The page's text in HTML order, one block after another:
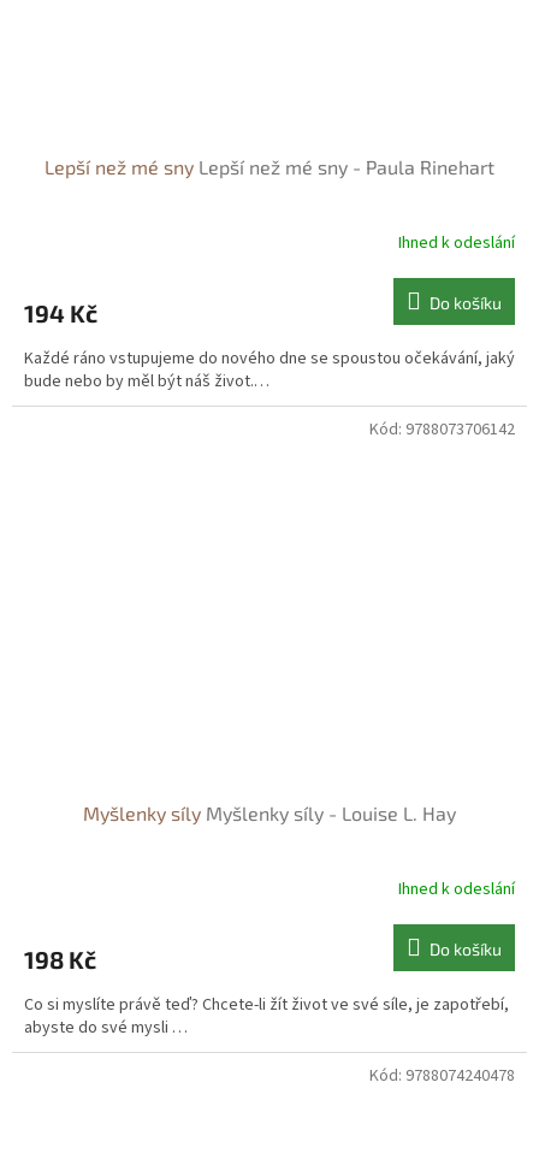
Lepší než mé sny Lepší než mé sny - Paula Rinehart
Ihned k odeslání
194 Kč Do košíku
Každé ráno vstupujeme do nového dne se spoustou očekávání, jaký
bude nebo by měl být náš život.…
Myšlenky síly Myšlenky síly - Louise L. Hay
Ihned k odeslání
198 Kč Do košíku
Co si myslíte právě teď? Chcete-li žít život ve své síle, je zapotřebí,
abyste do své mysli …
Kód: 9788073706142
Kód: 9788074240478